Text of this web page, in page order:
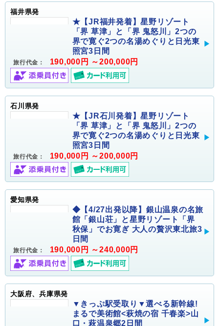
福井県発
★【JR福井発着】星野リゾート
「界 草津」と「界 鬼怒川」2つの
界で寛ぐ2つの名湯めぐりと日光東
照宮3日間
旅行代金： 190,000円 ～200,000円
石川県発
★【JR石川発着】星野リゾート
「界 草津」と「界 鬼怒川」2つの
界で寛ぐ2つの名湯めぐりと日光東
照宮3日間
旅行代金： 190,000円 ～200,000円
愛知県発
◆【4/27出発以降】銀山温泉の名旅
館「銀山荘」と星野リゾート「界
秋保」でお寛ぎ 大人の贅沢東北旅3
日間
旅行代金： 190,000円 ～240,000円
大阪府、兵庫県発
▼きっぷ駅受取り▼選べる新幹線!
まるで美術館<萩焼の宿 千春楽>山
口・萩温泉郷2日間